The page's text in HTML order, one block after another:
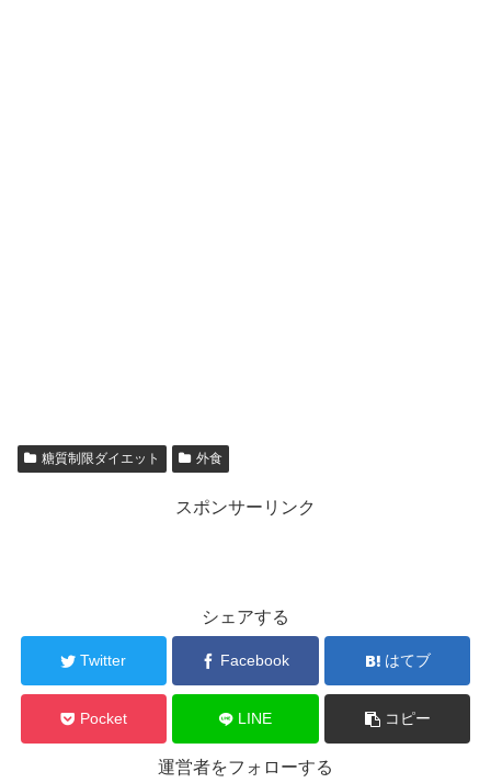
糖質制限ダイエット 外食
スポンサーリンク
シェアする
Twitter Facebook はてブ
Pocket LINE コピー
運営者をフォローする